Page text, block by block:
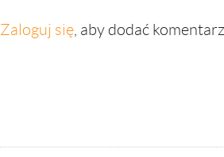
Zaloguj się, aby dodać komentarz